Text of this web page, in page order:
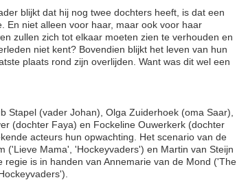
blijkt dat hij nog twee dochters heeft, is dat een
En niet alleen voor haar, maar ook voor haar
zullen zich tot elkaar moeten zien te verhouden en
niet kent? Bovendien blijkt het leven van hun
plaats rond zijn overlijden. Want was dit wel een
Stapel (vader Johan), Olga Zuiderhoek (oma Saar),
(dochter Faya) en Fockeline Ouwerkerk (dochter
acteurs hun opwachting. Het scenario van de
('Lieve Mama', 'Hockeyvaders') en Martin van Steijn
is in handen van Annemarie van de Mond ('The